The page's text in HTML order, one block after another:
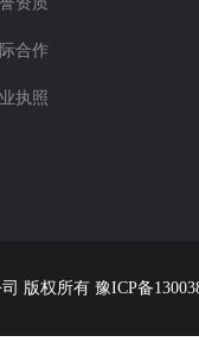
合作
执照
司 版权所有 豫ICP备